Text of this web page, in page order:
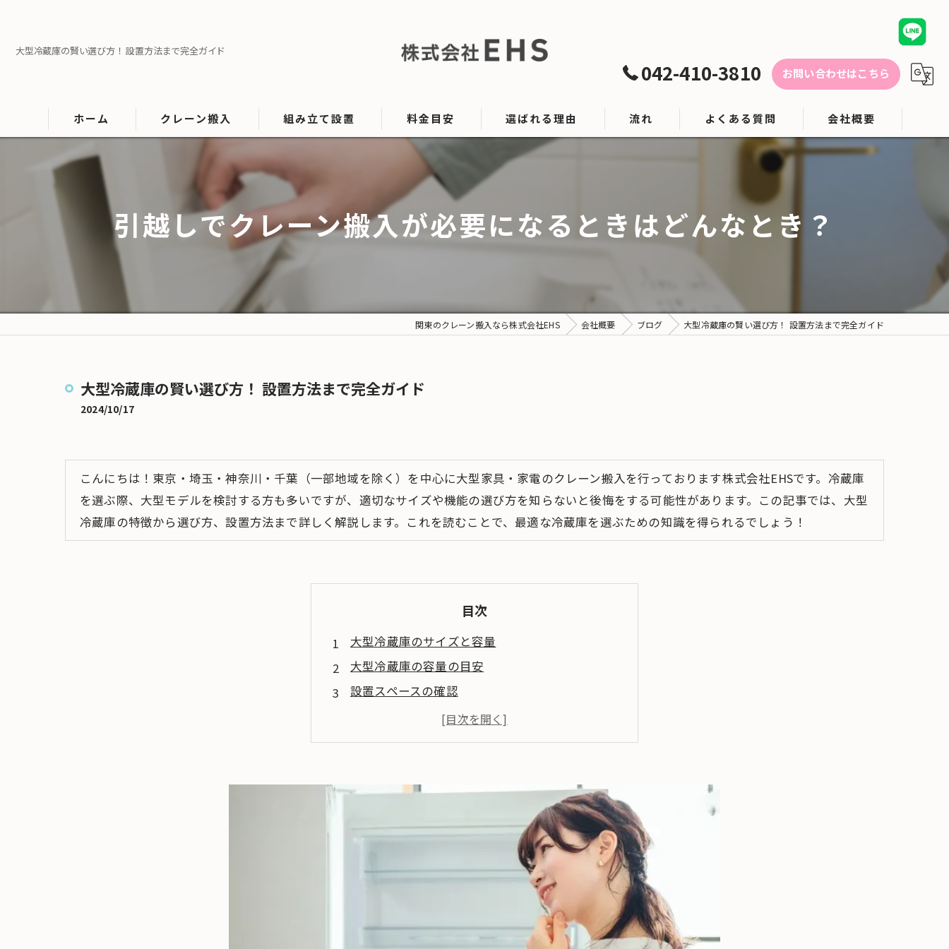
大型冷蔵庫の賢い選び方！ 設置方法まで完全ガイド
042-410-3810 お問い合わせはこちら
ホーム クレーン搬入
マットレス搬入
ソファの搬入
ドラム式洗濯機の搬入
マッサージチェアの搬入
組み立て設置
大型家電設置
料金目安 選ばれる理由 流れ よくある質問 会社概要
引越しでクレーン搬入が必要になるときはどんなとき？
関東のクレーン搬入なら株式会社EHS 会社概要 ブログ 大型冷蔵庫の賢い選び方！ 設置方法まで完全ガイド
大型冷蔵庫の賢い選び方！ 設置方法まで完全ガイド
2024/10/17
こんにちは！東京・埼玉・神奈川・千葉（一部地域を除く）を中心に大型家具・家電のクレーン搬入を行っております株式会社EHSです。冷蔵庫
を選ぶ際、大型モデルを検討する方も多いですが、適切なサイズや機能の選び方を知らないと後悔をする可能性があります。この記事では、大型
冷蔵庫の特徴から選び方、設置方法まで詳しく解説します。これを読むことで、最適な冷蔵庫を選ぶための知識を得られるでしょう！
目次
大型冷蔵庫のサイズと容量
大型冷蔵庫の容量の目安
設置スペースの確認
大型冷蔵庫の特徴
ストックに最適な収納力
大型冷蔵庫の機能
最新機能
専門業者による搬入：クレーン搬入について